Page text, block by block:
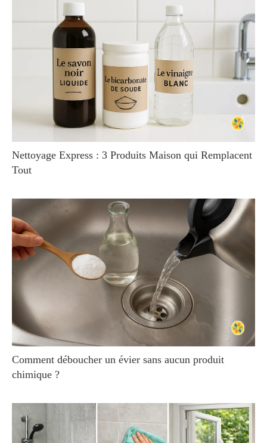
Nettoyage Express : 3 Produits Maison qui Remplacent
Tout
Comment déboucher un évier sans aucun produit
chimique ?